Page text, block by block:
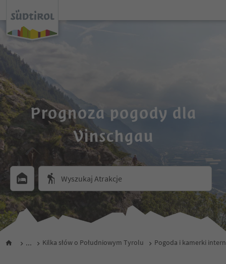
Prognoza pogody dla
Vinschgau
Wyszukaj Atrakcje
... Kilka słów o Południowym Tyrolu Pogoda i kamerki